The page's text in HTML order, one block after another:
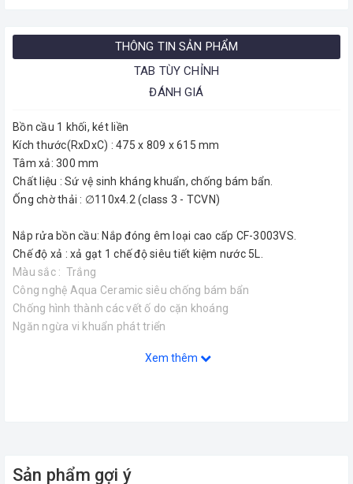
THÔNG TIN SẢN PHẨM
TAB TÙY CHỈNH
ĐÁNH GIÁ
Bồn cầu 1 khối, két liền
Kích thước(RxDxC) : 475 x 809 x 615 mm
Tâm xả: 300 mm
Chất liệu : Sứ vệ sinh kháng khuẩn, chống bám bẩn.
Ống chờ thải : ∅110x4.2 (class 3 - TCVN)
Nắp rửa bồn cầu: Nắp đóng êm loại cao cấp CF-3003VS.
Chế độ xả : xả gạt 1 chế độ siêu tiết kiệm nước 5L.
Màu sắc : Trắng
Công nghệ Aqua Ceramic siêu chống bám bẩn
Chống hình thành các vết ố do cặn khoáng
Ngăn ngừa vi khuẩn phát triển
Xem thêm
Sản phẩm gợi ý